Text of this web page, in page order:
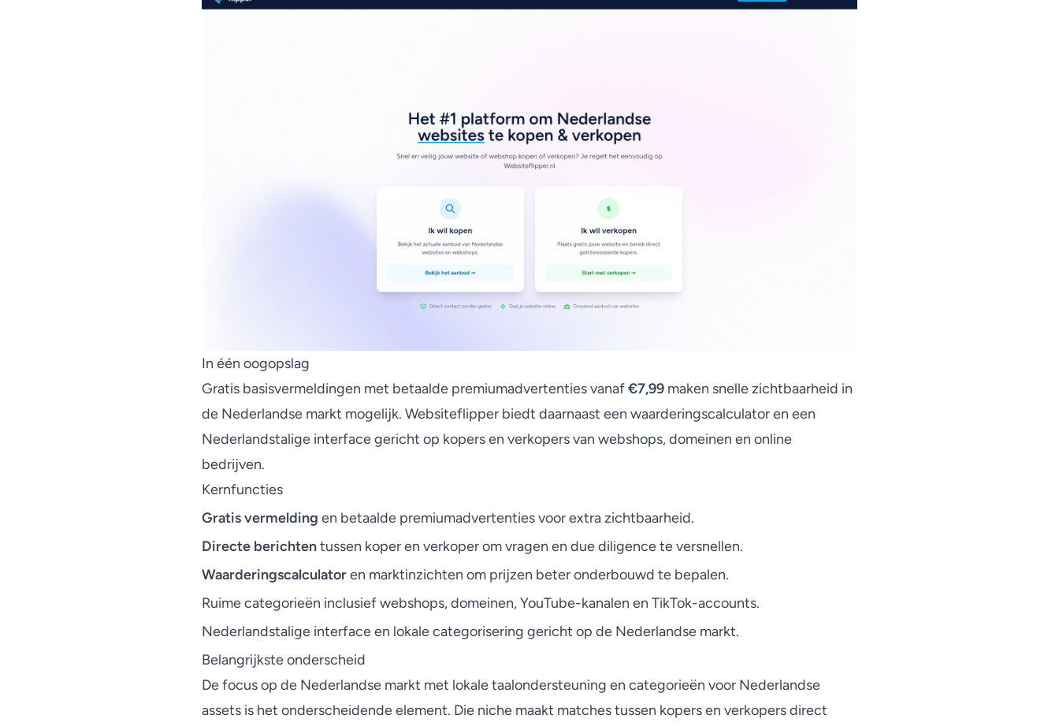
In één oogopslag
Gratis basisvermeldingen met betaalde premiumadvertenties vanaf€7,99 maken snelle zichtbaarheid in
de Nederlandse markt mogelijk. Websiteflipper biedt daarnaast een waarderingscalculator en een
Nederlandstalige interface gericht op kopers en verkopers van webshops, domeinen en online
bedrijven.
Kernfuncties
Gratis vermelding en betaalde premiumadvertenties voor extra zichtbaarheid.
Directe berichtentussen koper en verkoper om vragen en due diligence te versnellen.
Waarderingscalculatoren marktinzichten om prijzen beter onderbouwd te bepalen.
Ruime categorieën inclusief webshops, domeinen, YouTube-kanalen en TikTok-accounts.
Nederlandstalige interface en lokale categorisering gericht op de Nederlandse markt.
Belangrijkste onderscheid
De focus op de Nederlandse markt met lokale taalondersteuning en categorieën voor Nederlandse
assets is het onderscheidende element. Die niche maakt matches tussen kopers en verkopers direct